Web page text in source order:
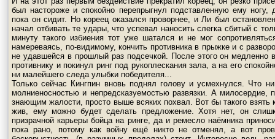
был настороже и спокойно перепрыгнул подставленную ему ногу,
пока он сидит. Но кореец оказался проворнее, и Ли был
начал отбивать те удары, что успевал наносить слегка сбитый с
минуту такого избиения тот уже шатался и не мог
намереваясь, по-видимому, кончить противника в прыжке и с
не удавшейся в прошлый раз подсечкой. После этого он медленно
противнику и покинул ринг под рукоплескания зала, а на его
ни малейшего следа улыбки победителя...
Только сейчас Кингпин вновь поднял голову и усмехнулся. Что
молниеносностью и непредсказуемостью развязки. А
знающим жалости, просто выше всяких похвал. Вот бы такого взять
жив, ему можно будет сделать предложение. Хотя нет, он
призрачной карьеры бойца на ринге, да и ремесло наёмника
пока рано, потому как войну ещё никто не отменял, а вот